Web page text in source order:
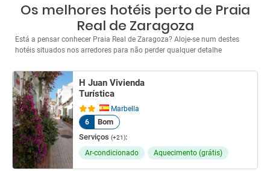
Os melhores hotéis perto de Praia
Real de Zaragoza
Está a pensar conhecer Praia Real de Zaragoza? Aloje-se num destes
hotéis situados nos arredores para não perder qualquer detalhe
H Juan Vivienda
Turística
Marbella
6
Bom
Serviços (+21):
Ar-condicionado Aquecimento (grátis)